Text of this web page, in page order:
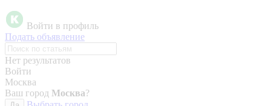
Войти в профиль
Подать объявление
Нет результатов
Войти
Москва
Ваш город Москва?